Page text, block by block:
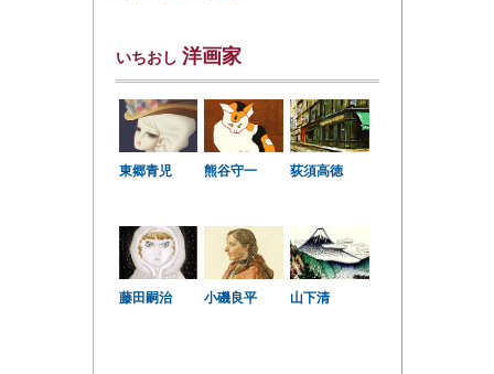
いちおし 洋画家
東郷青児 熊谷守一 荻須高徳
藤田嗣治 小磯良平 山下清